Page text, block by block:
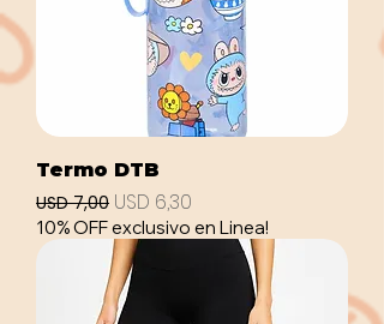
Termo DTB
Precio
USD 7,00 Precio de oferta
USD 6,30
10% OFF exclusivo en Linea!